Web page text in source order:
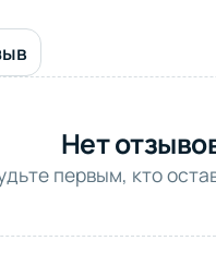
Нет
первым, кто